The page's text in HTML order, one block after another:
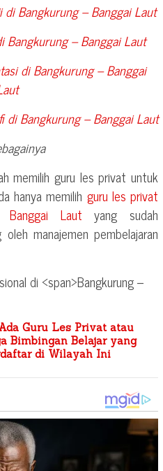
diBangkurung – Banggai Laut
Bangkurung – Banggai Laut
diBangkurung – Banggai
diBangkurung – Banggai Laut
memilih guru les privat untuk
hanya memilih guru les privat
Banggai Laut yang sudah
manajemen pembelajaran
Guru Les Privat atau
Bimbingan Belajar yang
di Wilayah Ini